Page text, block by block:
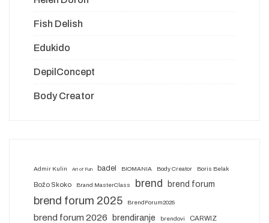
Fish Delish
Edukido
DepilConcept
Body Creator
Admir Kulin Art of Fun badel BIOMANIA Body Creator Boris Belak
Božo Skoko Brand MasterClass brend brend forum
brend forum 2025 BrendForum2025
brend forum 2026 brendiranje brendovi CARWIZ